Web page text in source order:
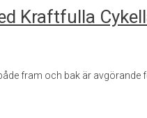
Kraftfulla
fram och bak är avgörande